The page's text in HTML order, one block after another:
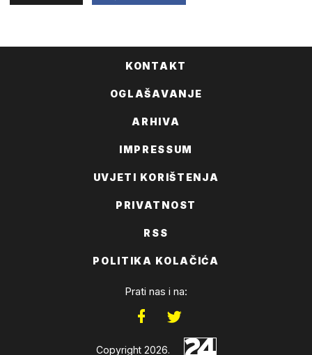
KONTAKT
OGLAŠAVANJE
ARHIVA
IMPRESSUM
UVJETI KORIŠTENJA
PRIVATNOST
RSS
POLITIKA KOLAČIĆA
Prati nas i na:
Copyright 2026.